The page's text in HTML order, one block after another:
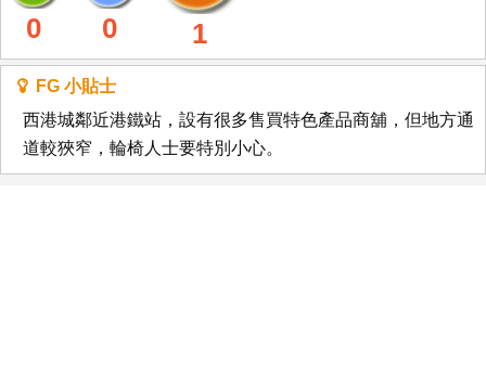
0 0 1
FG 小貼士
西港城鄰近港鐵站，設有很多售買特色產品商舖，但地方通
道較狹窄，輪椅人士要特別小心。